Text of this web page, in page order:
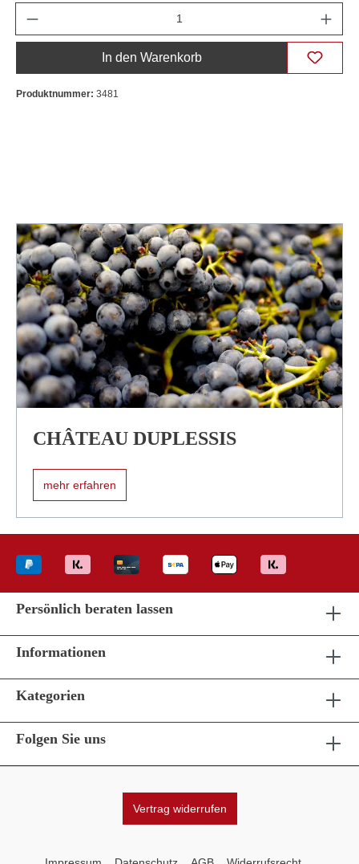
In den Warenkorb
Produktnummer: 3481
CHÂTEAU DUPLESSIS
mehr erfahren
Persönlich beraten lassen
Informationen
Kategorien
Folgen Sie uns
Vertrag widerrufen